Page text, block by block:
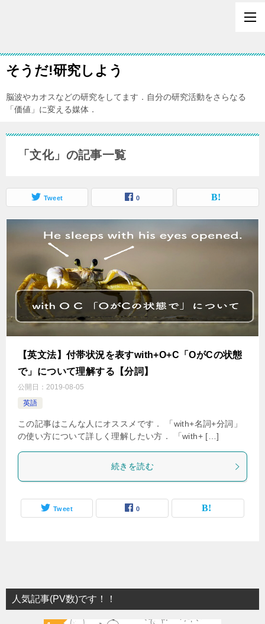
そうだ!研究しよう
脳波やカオスなどの研究をしてます．自分の研究活動をさらなる
「価値」に変える媒体．
「文化」の記事一覧
Tweet 0
【英文法】付帯状況を表すwith+O+C「OがCの状態
で」について理解する【分詞】
公開日： 2019-08-05
英語
この記事はこんな人にオススメです． 「with+名詞+分詞」
の使い方について詳しく理解したい方． 「with+ […]
続きを読む
Tweet 0
人気記事(PV数)です！！